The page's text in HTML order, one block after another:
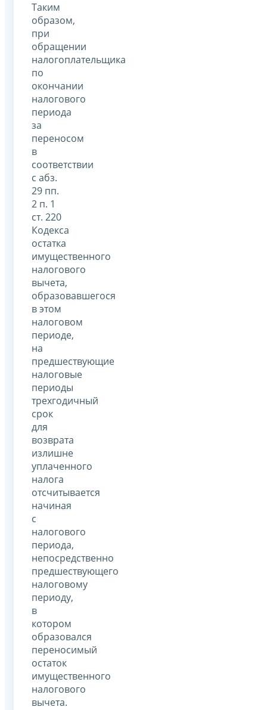
Таким
образом,
при
обращении
налогоплательщика
по
окончании
налогового
периода
за
переносом
в
соответствии
с абз.
29 пп.
2 п. 1
ст. 220
Кодекса
остатка
имущественного
налогового
вычета,
образовавшегося
в этом
налоговом
периоде,
на
предшествующие
налоговые
периоды
трехгодичный
срок
для
возврата
излишне
уплаченного
налога
отсчитывается
начиная
с
налогового
периода,
непосредственно
предшествующего
налоговому
периоду,
в
котором
образовался
переносимый
остаток
имущественного
налогового
вычета.